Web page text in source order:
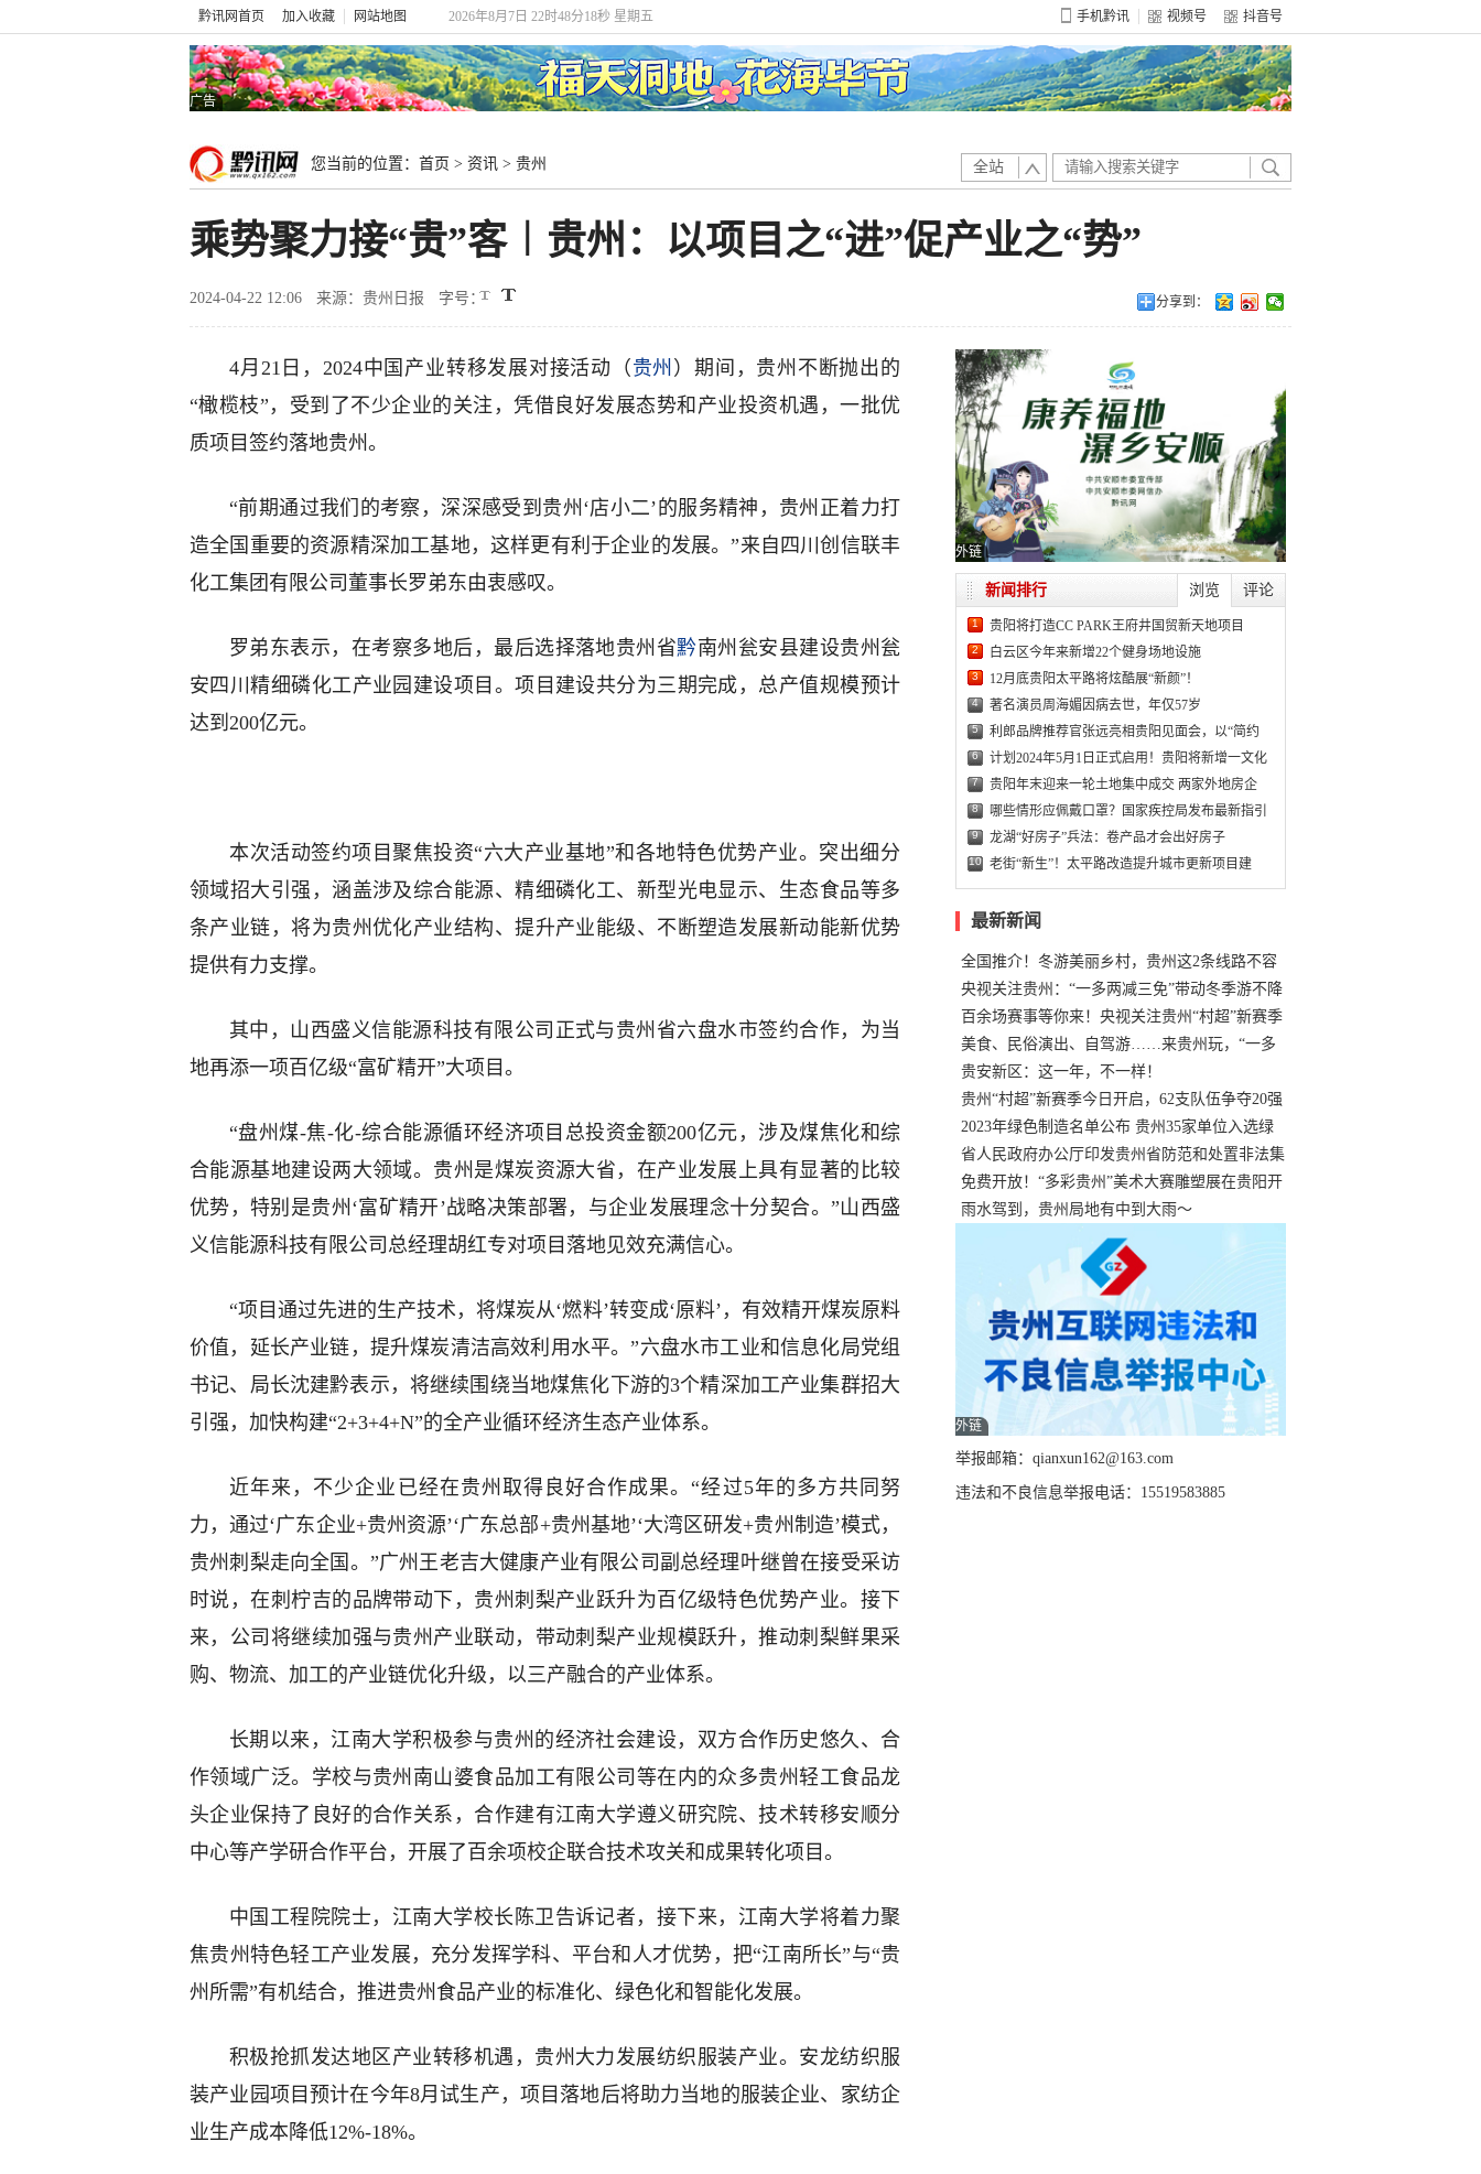
黔讯网首页 加入收藏 网站地图 2026年8月7日 22时48分19秒 星期五 手机黔讯 视频号 抖音号
广告
您当前的位置： 首页 > 资讯 > 贵州 全站
乘势聚力接“贵”客︱贵州：以项目之“进”促产业之“势”
2024-04-22 12:06 来源：贵州日报 字号： 分享到：
4月21日，2024中国产业转移发展对接活动（ 贵州 ）期间，贵州不断抛出的
“橄榄枝”，受到了不少企业的关注，凭借良好发展态势和产业投资机遇，一批优
质项目签约落地贵州。
“前期通过我们的考察，深深感受到贵州‘店小二’的服务精神，贵州正着力打
造全国重要的资源精深加工基地，这样更有利于企业的发展。”来自四川创信联丰
化工集团有限公司董事长罗弟东由衷感叹。
罗弟东表示，在考察多地后，最后选择落地贵州省黔南州瓮安县建设贵州瓮
安四川精细磷化工产业园建设项目。项目建设共分为三期完成，总产值规模预计
达到200亿元。
本次活动签约项目聚焦投资“六大产业基地”和各地特色优势产业。突出细分
领域招大引强，涵盖涉及综合能源、精细磷化工、新型光电显示、生态食品等多
条产业链，将为贵州优化产业结构、提升产业能级、不断塑造发展新动能新优势
提供有力支撑。
其中，山西盛义信能源科技有限公司正式与贵州省六盘水市签约合作，为当
地再添一项百亿级“富矿精开”大项目。
“盘州煤-焦-化-综合能源循环经济项目总投资金额200亿元，涉及煤焦化和综
合能源基地建设两大领域。贵州是煤炭资源大省，在产业发展上具有显著的比较
优势，特别是贵州‘富矿精开’战略决策部署，与企业发展理念十分契合。”山西盛
义信能源科技有限公司总经理胡红专对项目落地见效充满信心。
“项目通过先进的生产技术，将煤炭从‘燃料’转变成‘原料’，有效精开煤炭原料
价值，延长产业链，提升煤炭清洁高效利用水平。”六盘水市工业和信息化局党组
书记、局长沈建黔表示，将继续围绕当地煤焦化下游的3个精深加工产业集群招大
引强，加快构建“2+3+4+N”的全产业循环经济生态产业体系。
近年来，不少企业已经在贵州取得良好合作成果。“经过5年的多方共同努
力，通过‘广东企业+贵州资源’‘广东总部+贵州基地’‘大湾区研发+贵州制造’模式，
贵州刺梨走向全国。”广州王老吉大健康产业有限公司副总经理叶继曾在接受采访
时说，在刺柠吉的品牌带动下，贵州刺梨产业跃升为百亿级特色优势产业。接下
来，公司将继续加强与贵州产业联动，带动刺梨产业规模跃升，推动刺梨鲜果采
购、物流、加工的产业链优化升级，以三产融合的产业体系。
长期以来，江南大学积极参与贵州的经济社会建设，双方合作历史悠久、合
作领域广泛。学校与贵州南山婆食品加工有限公司等在内的众多贵州轻工食品龙
头企业保持了良好的合作关系，合作建有江南大学遵义研究院、技术转移安顺分
中心等产学研合作平台，开展了百余项校企联合技术攻关和成果转化项目。
中国工程院院士，江南大学校长陈卫告诉记者，接下来，江南大学将着力聚
焦贵州特色轻工产业发展，充分发挥学科、平台和人才优势，把“江南所长”与“贵
州所需”有机结合，推进贵州食品产业的标准化、绿色化和智能化发展。
积极抢抓发达地区产业转移机遇，贵州大力发展纺织服装产业。安龙纺织服
装产业园项目预计在今年8月试生产，项目落地后将助力当地的服装企业、家纺企
业生产成本降低12%-18%。
外链
浏览 评论
新闻排行
1 贵阳将打造CC PARK王府井国贸新天地项目
2 白云区今年来新增22个健身场地设施
3 12月底贵阳太平路将炫酷展“新颜”！
4 著名演员周海媚因病去世，年仅57岁
5 利郎品牌推荐官张远亮相贵阳见面会，以“简约
6 计划2024年5月1日正式启用！贵阳将新增一文化
7 贵阳年末迎来一轮土地集中成交 两家外地房企
8 哪些情形应佩戴口罩？国家疾控局发布最新指引
9 龙湖“好房子”兵法：卷产品才会出好房子
10 老街“新生”！太平路改造提升城市更新项目建
最新新闻
全国推介！冬游美丽乡村，贵州这2条线路不容
错过
央视关注贵州：“一多两减三免”带动冬季游不降
温
百余场赛事等你来！央视关注贵州“村超”新赛季
正式“打响”
美食、民俗演出、自驾游……来贵州玩，“一多
两减三免”！
贵安新区：这一年，不一样！
贵州“村超”新赛季今日开启，62支队伍争夺20强
名额
2023年绿色制造名单公布 贵州35家单位入选绿
色工厂
省人民政府办公厅印发贵州省防范和处置非法集
资工作实施细则
免费开放！“多彩贵州”美术大赛雕塑展在贵阳开
展，持续至1月19日
雨水驾到，贵州局地有中到大雨～
外链
举报邮箱：qianxun162@163.com
违法和不良信息举报电话：15519583885